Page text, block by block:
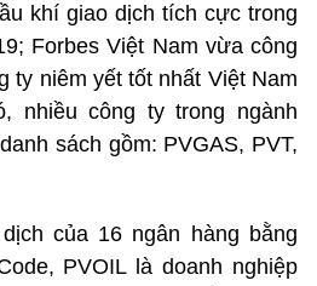
khí giao dịch tích cực trong
Forbes Việt Nam vừa công
ty niêm yết tốt nhất Việt Nam
nhiều công ty trong ngành
sách gồm: PVGAS, PVT,
của 16 ngân hàng bằng
PVOIL là doanh nghiệp